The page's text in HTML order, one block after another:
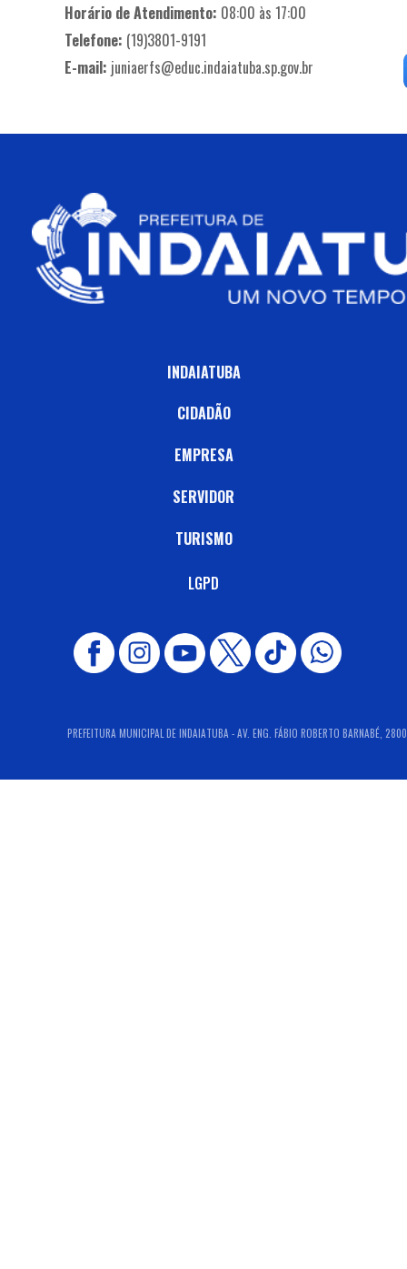
Horário de Atendimento: 08:00 às 17:00
Telefone: (19)3801-9191
E-mail: juniaerfs@educ.indaiatuba.sp.gov.br
INDAIATUBA
CIDADÃO
EMPRESA
SERVIDOR
TURISMO
LGPD
PREFEITURA MUNICIPAL DE INDAIATUBA - AV. ENG. FÁBIO ROBERTO BARNABÉ,